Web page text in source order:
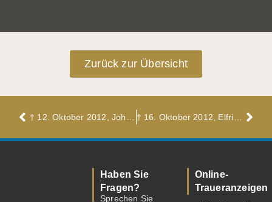
Zurück zur Übersicht
Haben Sie
Fragen?
Sprechen Sie
Online-
Traueranzeigen